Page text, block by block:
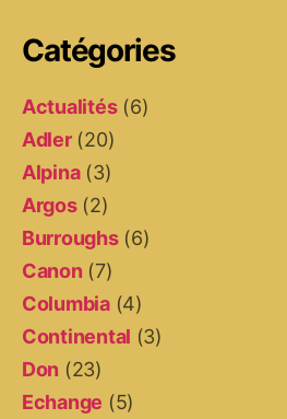
Catégories
Actualités(6)
Adler(20)
Alpina(3)
Argos(2)
Burroughs(6)
Canon (7)
Columbia(4)
Continental (3)
Don (23)
Echange (5)